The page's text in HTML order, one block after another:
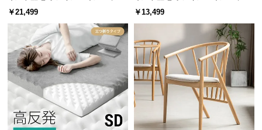
報
レス K
￥21,499
レス SD
￥13,499